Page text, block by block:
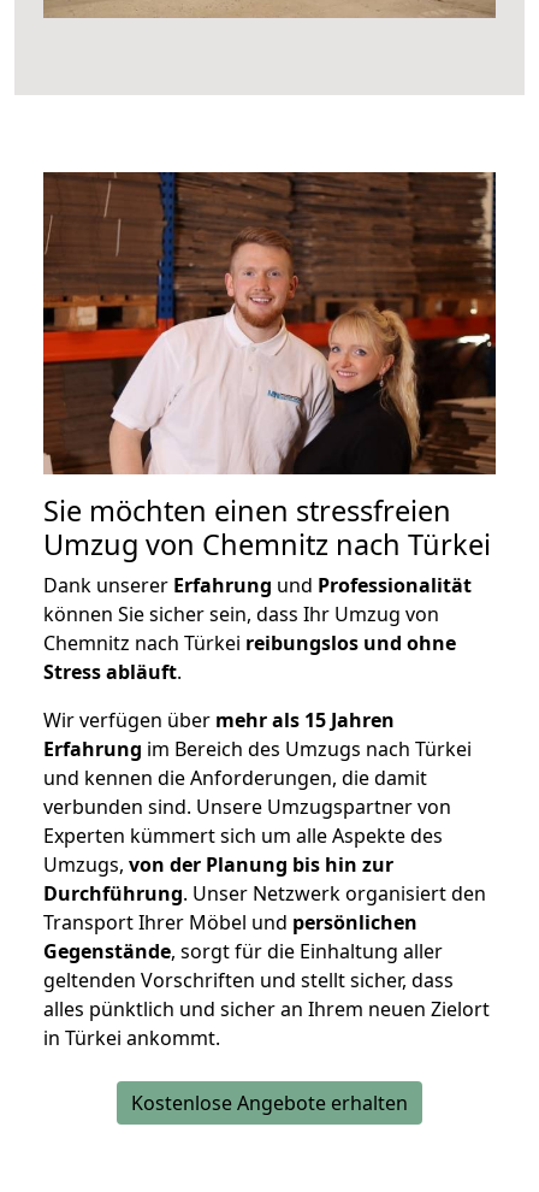
Sie möchten einen stressfreien
Umzug von Chemnitz nach Türkei
Dank unserer Erfahrung und Professionalität
können Sie sicher sein, dass Ihr Umzug von
Chemnitz nach Türkei reibungslos und ohne
Stress abläuft.
Wir verfügen über mehr als 15 Jahren
Erfahrung im Bereich des Umzugs nach Türkei
und kennen die Anforderungen, die damit
verbunden sind. Unsere Umzugspartner von
Experten kümmert sich um alle Aspekte des
Umzugs, von der Planung bis hin zur
Durchführung. Unser Netzwerk organisiert den
Transport Ihrer Möbel und persönlichen
Gegenstände, sorgt für die Einhaltung aller
geltenden Vorschriften und stellt sicher, dass
alles pünktlich und sicher an Ihrem neuen Zielort
in Türkei ankommt.
Kostenlose Angebote erhalten